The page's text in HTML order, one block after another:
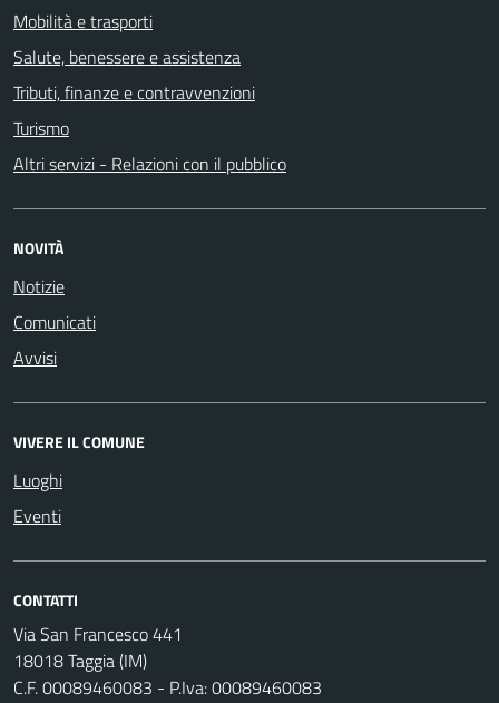
Mobilità e trasporti
Salute, benessere e assistenza
Tributi, finanze e contravvenzioni
Turismo
Altri servizi - Relazioni con il pubblico
NOVITÀ
Notizie
Comunicati
Avvisi
VIVERE IL COMUNE
Luoghi
Eventi
CONTATTI
Via San Francesco 441
18018 Taggia (IM)
C.F. 00089460083 - P.Iva: 00089460083